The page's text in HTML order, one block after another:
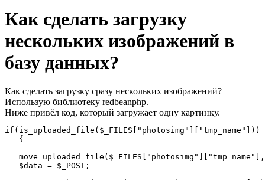
Как сделать загрузку
нескольких изображений в
базу данных?
Как сделать загрузку сразу нескольких изображений?
Использую библиотеку redbeanphp.
Ниже привёл код, который загружает одну картинку.
if(is_uploaded_file($_FILES["photosimg"]["tmp_name"]))
   {
   $data = $_POST;